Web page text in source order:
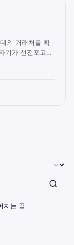
의 거래처를 확
기가 선전포고문
지는 꿈